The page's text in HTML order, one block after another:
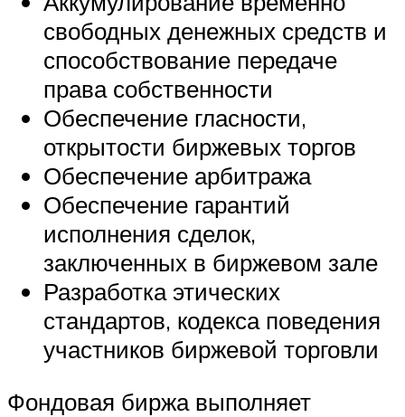
свободных денежных средств и
способствование передаче
права собственности
Обеспечение гласности,
открытости биржевых торгов
Обеспечение арбитража
Обеспечение гарантий
исполнения сделок,
заключенных в биржевом зале
Разработка этических
стандартов, кодекса поведения
участников биржевой торговли
Фондовая биржа выполняет